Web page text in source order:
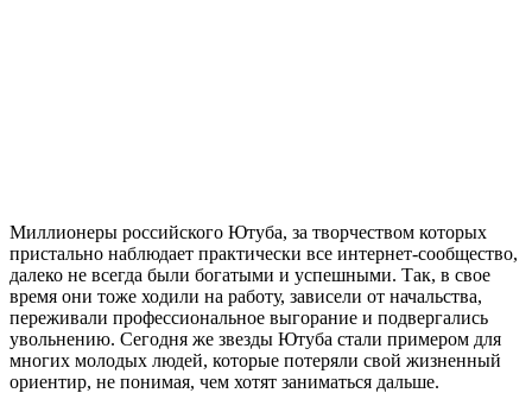
Миллионеры российского Ютуба, за творчеством которых
пристально наблюдает практически все интернет-сообщество,
далеко не всегда были богатыми и успешными. Так, в свое
время они тоже ходили на работу, зависели от начальства,
переживали профессиональное выгорание и подвергались
увольнению. Сегодня же звезды Ютуба стали примером для
многих молодых людей, которые потеряли свой жизненный
ориентир, не понимая, чем хотят заниматься дальше.